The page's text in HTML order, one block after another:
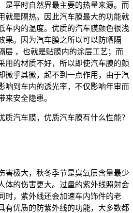
是平时自然界最主要的热量来源。而
就是隔热。因此汽车膜最大的功能就
车内的温度。优质的汽车膜颜色很浅
果。因为汽车膜之所以可以防晒隔
层 ，也就是贴膜内的涂层工艺；而
用的材质不好，所以即使汽车膜的颜
微乎其微，起不到一点作用，由于汽
响到车内的透光率，不仅影响年审而
来安全隐患。
害极大，秋冬季节是臭氧层含量最少
体的伤害更大。过量的紫外线照射会
时，紫外线还会加速车内饰件的老
有优质的防紫外线的功能，大多数都